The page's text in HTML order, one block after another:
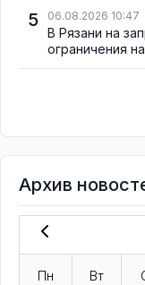
5 06.08.2026 10:47
В Рязани на
ограничения
Архив
Пн Вт